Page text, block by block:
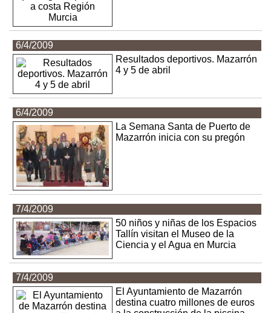
6/4/2009
Resultados deportivos. Mazarrón
4 y 5 de abril
6/4/2009
La Semana Santa de Puerto de
Mazarrón inicia con su pregón
7/4/2009
50 niños y niñas de los Espacios
Tallín visitan el Museo de la
Ciencia y el Agua en Murcia
7/4/2009
El Ayuntamiento de Mazarrón
destina cuatro millones de euros